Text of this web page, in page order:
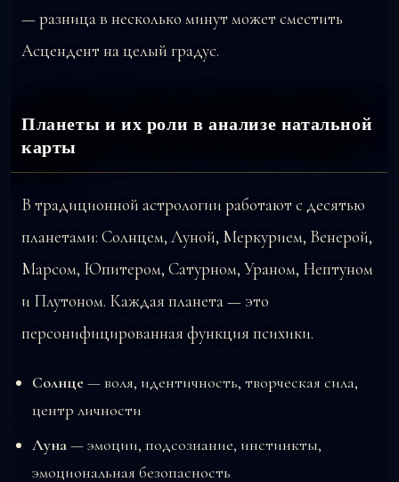
— разница в несколько минут может сместить
Асцендент на целый градус.
Планеты и их роли в анализе натальной
карты
В традиционной астрологии работают с десятью
планетами: Солнцем, Луной, Меркурием, Венерой,
Марсом, Юпитером, Сатурном, Ураном, Нептуном
и Плутоном. Каждая планета — это
персонифицированная функция психики.
Солнце — воля, идентичность, творческая сила,
центр личности
Луна— эмоции, подсознание, инстинкты,
эмоциональная безопасность